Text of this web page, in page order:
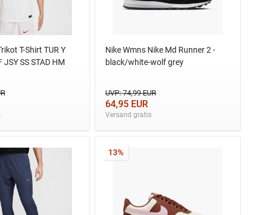
T-Shirt TUR Y
JSY SS STAD HM
Nike Wmns Nike Md Runner 2 -
black/white-wolf grey
UVP: 74,99 EUR
64,95 EUR
Versand gratis
13%